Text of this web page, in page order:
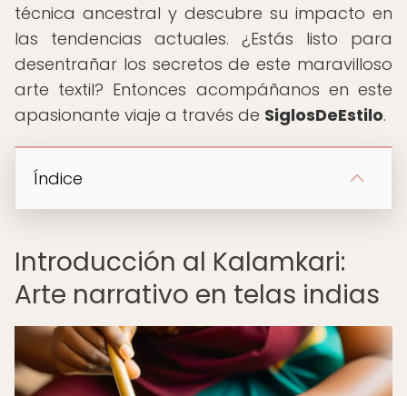
técnica ancestral y descubre su impacto en
las tendencias actuales. ¿Estás listo para
desentrañar los secretos de este maravilloso
arte textil? Entonces acompáñanos en este
apasionante viaje a través de SiglosDeEstilo.
Índice
Introducción al Kalamkari:
Arte narrativo en telas indias